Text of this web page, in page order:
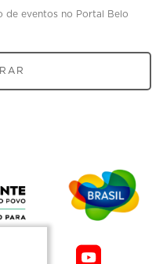
de eventos no Portal Belo